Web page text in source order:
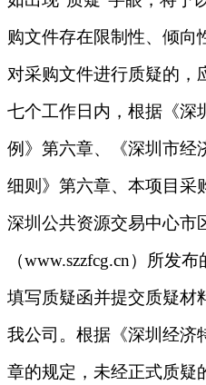
购文件存在限制性、倾向
对采购文件进行质疑的，
七个工作日内，根据《深
例》第六章、《深圳市经
细则》第六章、本项目采
深圳公共资源交易中心市
（www.szzfcg.cn）所发
填写质疑函并提交质疑材
我公司。根据《深圳经济
章的规定，未经正式质疑